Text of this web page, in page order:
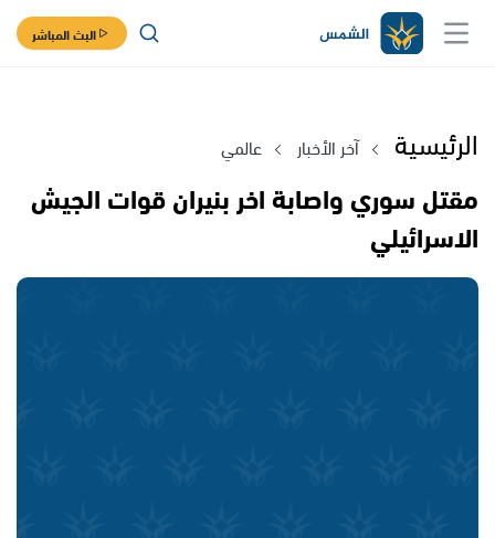
البث المباشر
الرئيسية آخر الأخبار عالمي
مقتل سوري واصابة اخر بنيران قوات الجيش
الاسرائيلي